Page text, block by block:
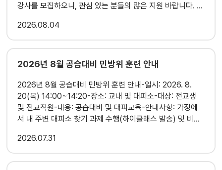
강사를 모집하오니, 관심 있는 분들의 많은 지원 바랍니다. ？
은 시간당 40,000원 / 선택형 프로그램은 월 수강료×인원수
로 계산됨. 나. 우리 학교 2026학년도 늘봄학교 운영 계획에
따라 근무함. 다. 프로그램 운영 형태, 수강료, 대상 등은 추후
학교의 사정, 학생 모집 상황, 2026 늘봄학교 운영 지침에 따
25명, 선택형 프로그램 20명임. 마. 프로그램별 세부 내용 순
부서 인원 수업 요일,장소 반편성(늘봄시간표 참고) 대상 학
년 정원 강사료 1 뉴스포츠 1명 화, 목 (40분) 맞춤형 2개반
1~2 반당 25명 차시당 40,000원 선택형 2개반 3~6 반당
형 4개반 1~6 반당 20명 학생당 30,000원 *세부 내용은
모집 공고 붙임문서를 참고하여 지원해 주시기 바랍니다.
2026 08.04
2026년 8월 공습대비 민방위 훈련 안내
2026년 8월 공습대비 민방위 훈련 안내-일시: 2026. 8.
20(목) 14:00~14:20-장소: 교내 및 대피소-대상: 전교생
및 전교직원-내용: 공습대비 및 대피교육-안내사항: 가정에
서 내 주변 대피소 찾기 과제 수행(하이클래스 발송) 및 비상
부탁드립니다.감사합니다.
2026 07.31